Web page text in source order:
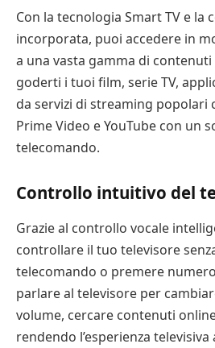
Con la tecnologia Smart TV e la
incorporata, puoi accedere in
a una vasta gamma di
goderti i tuoi film, serie TV,
da servizi di streaming popolari
Prime Video e YouTube con un
telecomando.
Controllo intuitivo del
Grazie al controllo vocale
controllare il tuo televisore
telecomando o premere
parlare al televisore per
volume, cercare contenuti
rendendo l’esperienza